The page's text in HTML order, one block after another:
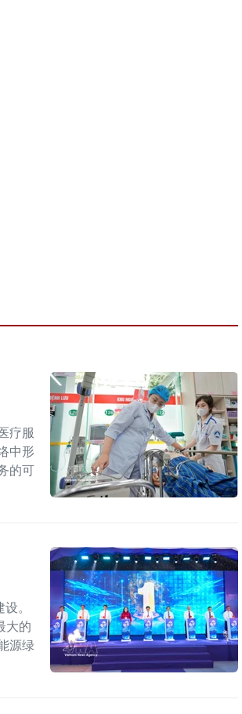
疗服
中形
的可
。
大的
源绿